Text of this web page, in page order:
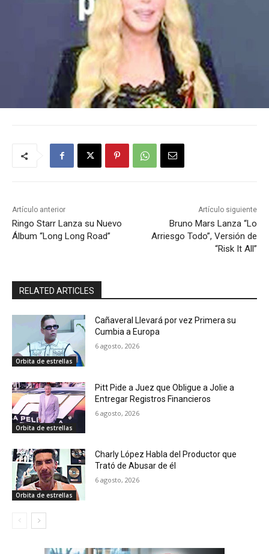
Artículo anterior
Ringo Starr Lanza su Nuevo
Álbum “Long Long Road”
Artículo siguiente
Bruno Mars Lanza “Lo
Arriesgo Todo”, Versión de
“Risk It All”
RELATED ARTICLES
Orbita de estrellas
Cañaveral Llevará por vez Primera su
Cumbia a Europa
6 agosto, 2026
Orbita de estrellas
Pitt Pide a Juez que Obligue a Jolie a
Entregar Registros Financieros
6 agosto, 2026
Orbita de estrellas
Charly López Habla del Productor que
Trató de Abusar de él
6 agosto, 2026